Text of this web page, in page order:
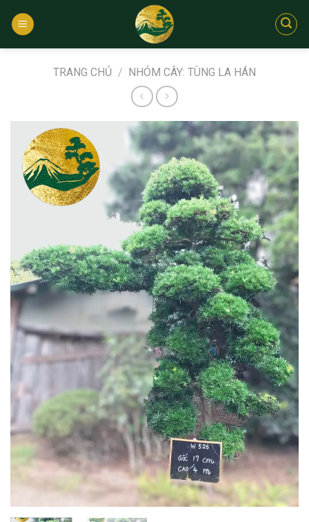
qua
TRANG CHỦ / NHÓM CÂY: TÙNG LA HÁN